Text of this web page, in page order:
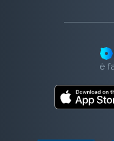
è